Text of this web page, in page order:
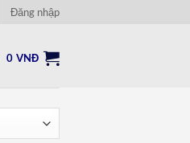
Đăng nhập
0 VNĐ